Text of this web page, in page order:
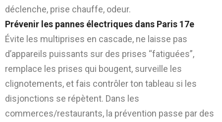
déclenche, prise chauffe, odeur.
Prévenir les pannes électriques dans Paris 17e
Évite les multiprises en cascade, ne laisse pas
d’appareils puissants sur des prises “fatiguées”,
remplace les prises qui bougent, surveille les
clignotements, et fais contrôler ton tableau si les
disjonctions se répètent. Dans les
commerces/restaurants, la prévention passe par des